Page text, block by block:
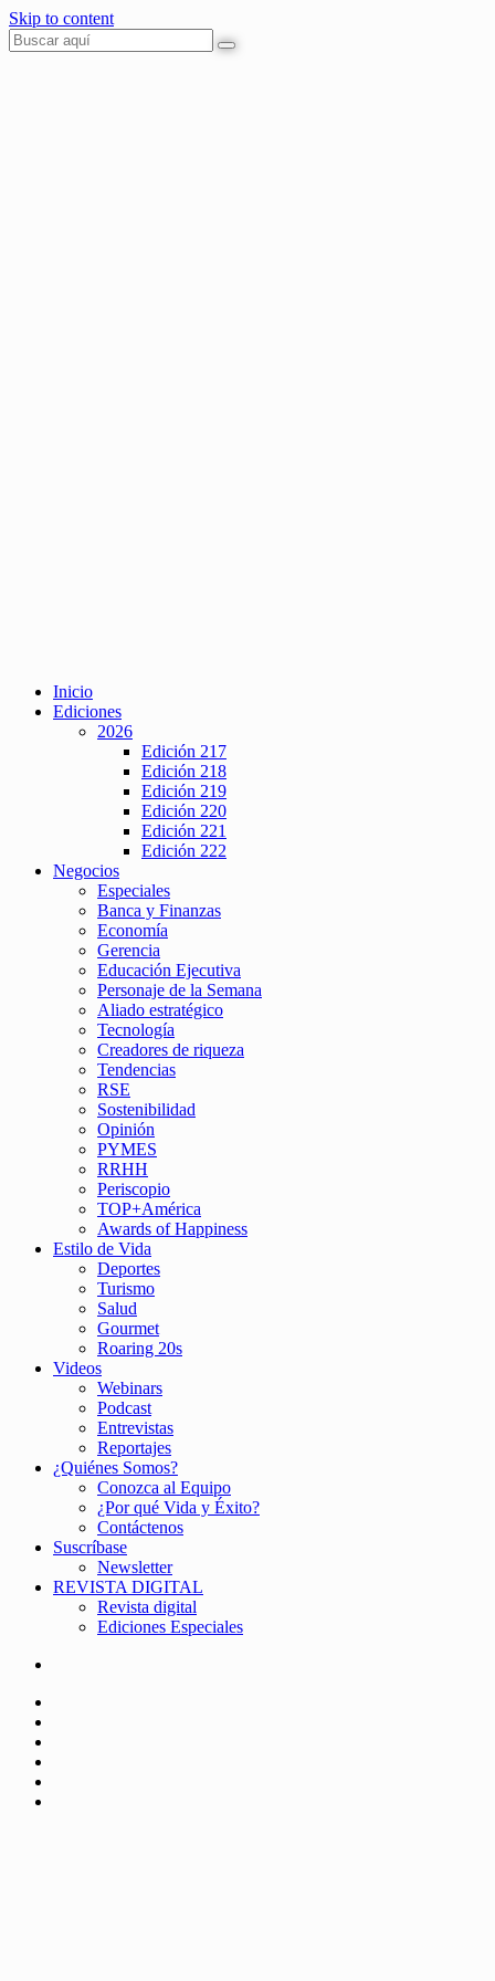
Skip to content
Inicio
Ediciones
2026
Edición 217
Edición 218
Edición 219
Edición 220
Edición 221
Edición 222
Negocios
Especiales
Banca y Finanzas
Economía
Gerencia
Educación Ejecutiva
Personaje de la Semana
Aliado estratégico
Tecnología
Creadores de riqueza
Tendencias
RSE
Sostenibilidad
Opinión
PYMES
RRHH
Periscopio
TOP+América
Awards of Happiness
Estilo de Vida
Deportes
Turismo
Salud
Gourmet
Roaring 20s
Videos
Webinars
Podcast
Entrevistas
Reportajes
¿Quiénes Somos?
Conozca al Equipo
¿Por qué Vida y Éxito?
Contáctenos
Suscríbase
Newsletter
REVISTA DIGITAL
Revista digital
Ediciones Especiales